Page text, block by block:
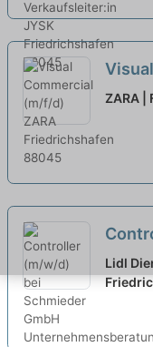
ZARA |
Lidl